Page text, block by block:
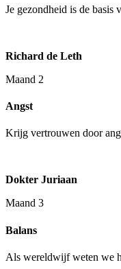
Je gezondheid is de basis
Richard de Leth
Maand 2
Angst
Krijg vertrouwen door
Dokter Juriaan
Maand 3
Balans
Als wereldwijf weten we